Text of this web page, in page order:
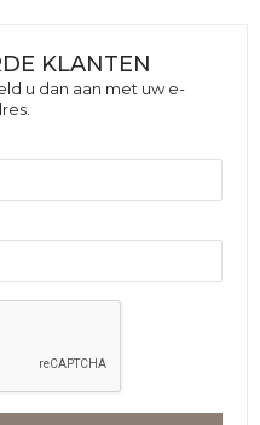
KLANTEN
u dan aan met uw e-